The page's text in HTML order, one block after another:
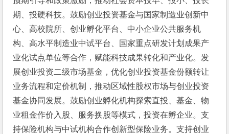
期、投硬科技。鼓励创业投资基金与国家制造业创新中
心、高校院所、创业孵化平台、中小企业公共服务机
构、高水平制造业中试平台、国家重点研发计划成果产
业化试点单位等合作，赋能科技成果转化和产业化。发
展创业投资二级市场基金，优化创业投资基金份额转让
业务流程和定价机制，推动区域性股权市场与创业投资
基金协同发展。鼓励创业孵化机构探索直投、基金、物
业租金作价入股、服务换股等模式，投资在孵企业。支
持保险机构与中试机构合作创新型保险业务。支持创业